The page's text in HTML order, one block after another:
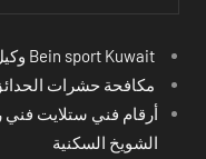
مكافحة حشرات
أرقام فني ستلايت
الشويخ السكنية